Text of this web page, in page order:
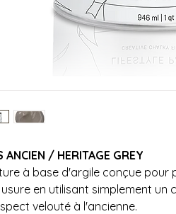
ANCIEN / HERITAGE GREY
à base d'argile conçue pour
en utilisant simplement un
velouté à l'ancienne.